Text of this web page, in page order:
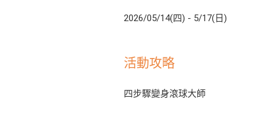
2026/05/14(四) - 5/17(日)
活動攻略
四步驟變身滾球大師